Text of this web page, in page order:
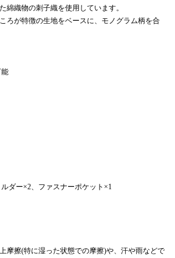
綿織物の刺子織を使用しています。
ろが特徴の生地をベースに、モノグラム柄を合
能
ダー×2、ファスナーポケット×1
摩擦(特に湿った状態での摩擦)や、汗や雨などで